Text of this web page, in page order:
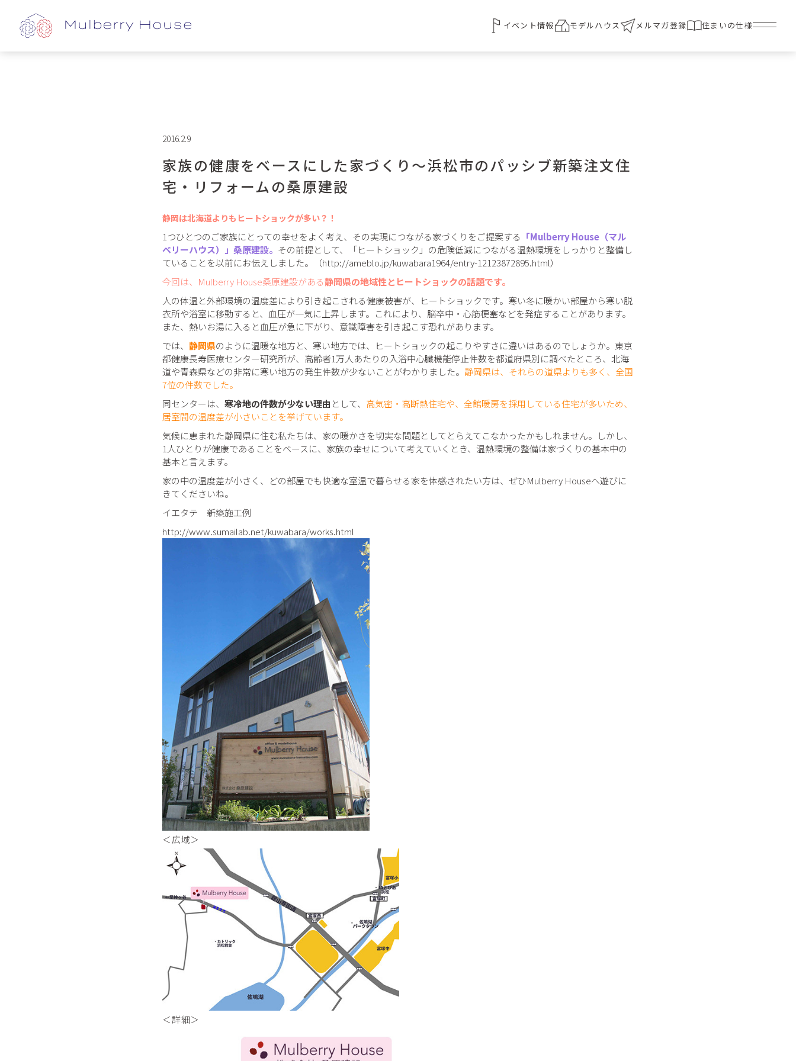
イベント情報 モデルハウス メルマガ登録 住まいの仕様
2016.2.9
家族の健康をベースにした家づくり～浜松市のパッシブ新築注文住
宅・リフォームの桑原建設
静岡は北海道よりもヒートショックが多い？！
1つひとつのご家族にとっての幸せをよく考え、その実現につながる家づくりをご提案する 「Mulberry House（マル
ベリーハウス）」桑原建設。 その前提として、「ヒートショック」の危険低減につながる温熱環境をしっかりと整備し
ていることを以前にお伝えしました。（http://ameblo.jp/kuwabara1964/entry-12123872895.html）
今回は、Mulberry House桑原建設がある静岡県の地域性とヒートショックの話題です。
人の体温と外部環境の温度差により引き起こされる健康被害が、ヒートショックです。寒い冬に暖かい部屋から寒い脱
衣所や浴室に移動すると、血圧が一気に上昇します。これにより、脳卒中・心筋梗塞などを発症することがあります。
また、熱いお湯に入ると血圧が急に下がり、意識障害を引き起こす恐れがあります。
では、 静岡県のように温暖な地方と、寒い地方では、ヒートショックの起こりやすさに違いはあるのでしょうか。東京
都健康長寿医療センター研究所が、高齢者1万人あたりの入浴中心臓機能停止件数を都道府県別に調べたところ、北海
道や青森県などの非常に寒い地方の発生件数が少ないことがわかりました。 静岡県は、それらの道県よりも多く、全国
7位の件数でした。
同センターは、 寒冷地の件数が少ない理由 として、 高気密・高断熱住宅や、全館暖房を採用している住宅が多いため、
居室間の温度差が小さいことを挙げています。
気候に恵まれた静岡県に住む私たちは、家の暖かさを切実な問題としてとらえてこなかったかもしれません。しかし、
1人ひとりが健康であることをベースに、家族の幸せについて考えていくとき、温熱環境の整備は家づくりの基本中の
基本と言えます。
家の中の温度差が小さく、どの部屋でも快適な室温で暮らせる家を体感されたい方は、ぜひMulberry Houseへ遊びに
きてくださいね。
イエタテ 新築施工例
http://www.sumailab.net/kuwabara/works.html
＜広域＞
＜詳細＞